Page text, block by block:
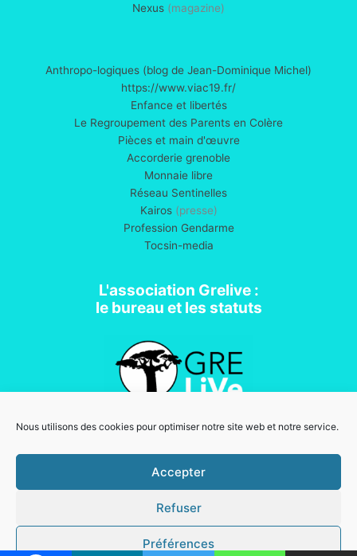
Nous utilisons des cookies pour optimiser notre site web et notre service.
Accepter
Refuser
Préférences
Nexus (magazine)
Anthropo-logiques (blog de Jean-Dominique Michel)
https://www.viac19.fr/
Enfance et libertés
Le Regroupement des Parents en Colère
Pièces et main d'œuvre
Accorderie grenoble
Monnaie libre
Réseau Sentinelles
Kairos(presse)
Profession Gendarme
Tocsin-media
L'association Grelive :
le bureau et les statuts
Association loi 1901
Mentions légales
Copyright © 2026 Grelive | Powered by